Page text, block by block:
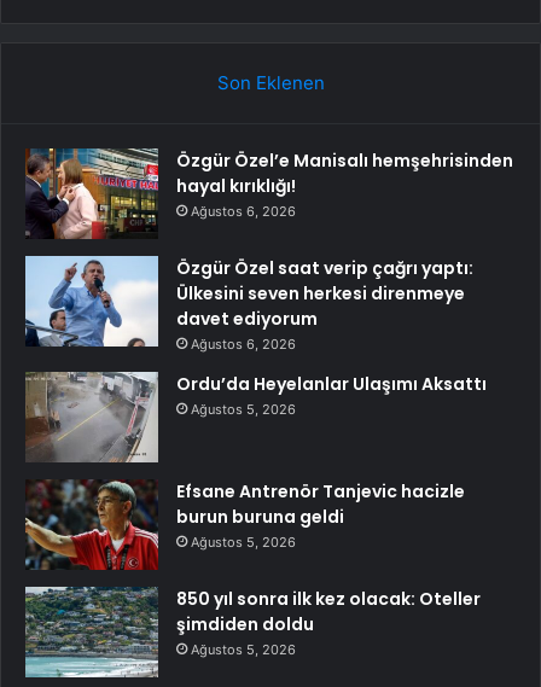
Son Eklenen
Özgür Özel’e Manisalı hemşehrisinden
hayal kırıklığı!
Ağustos 6, 2026
Özgür Özel saat verip çağrı yaptı:
Ülkesini seven herkesi direnmeye
davet ediyorum
Ağustos 6, 2026
Ordu’da Heyelanlar Ulaşımı Aksattı
Ağustos 5, 2026
Efsane Antrenör Tanjevic hacizle
burun buruna geldi
Ağustos 5, 2026
850 yıl sonra ilk kez olacak: Oteller
şimdiden doldu
Ağustos 5, 2026